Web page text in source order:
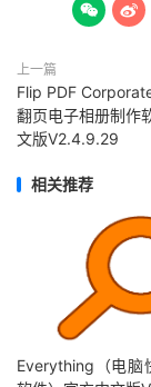
 
上一篇
Flip PDF
翻页电子相册制作
文版V2.4.9.29
相关推荐
Everything（电脑